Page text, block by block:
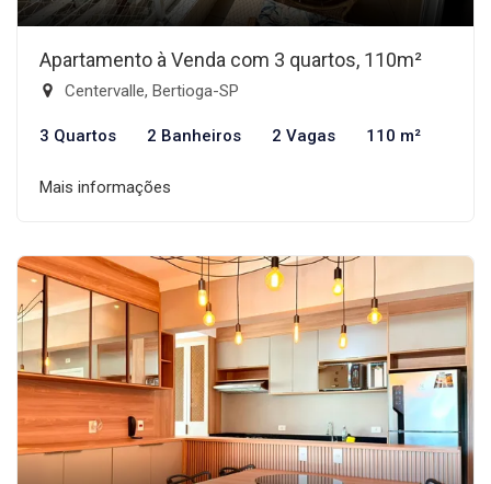
Apartamento à Venda com 3 quartos, 110m²
Centervalle, Bertioga-SP
3 Quartos 2 Banheiros 2 Vagas 110 m²
Mais informações